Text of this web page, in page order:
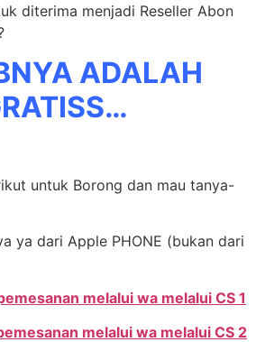
diterima menjadi Reseller Abon
ADALAH
untuk Borong dan mau tanya-
ya dari Apple PHONE (bukan dari
melalui wa melalui CS 1
melalui wa melalui CS 2